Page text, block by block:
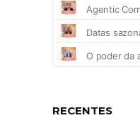
RECENTES